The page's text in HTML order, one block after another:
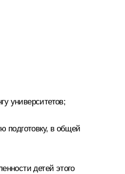
университетов;
подготовку, в общей
детей этого